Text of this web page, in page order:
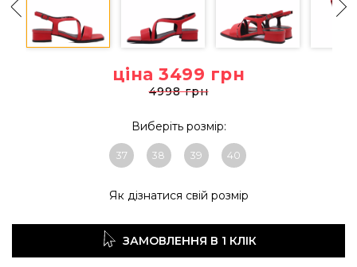
ціна 3499 грн
4998 грн
Виберіть розмір:
37 38 39 40
Як дізнатися свій розмір
ЗАМОВЛЕННЯ В 1 КЛІК